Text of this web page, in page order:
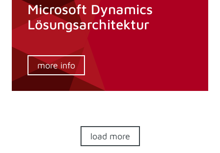
Microsoft Dynamics
Lösungsarchitektur
more info
load more